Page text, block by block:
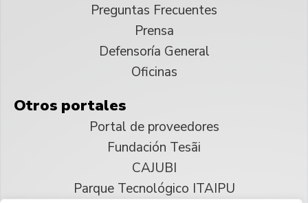
Preguntas Frecuentes
Prensa
Defensoría General
Oficinas
Otros portales
Portal de proveedores
Fundación Tesãi
CAJUBI
Parque Tecnológico ITAIPU